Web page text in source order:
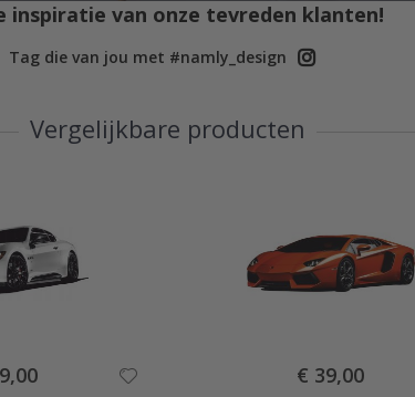
inspiratie van onze tevreden klanten!
Tag die van jou met #namly_design
Vergelijkbare producten
Special
Price
€ 39,00